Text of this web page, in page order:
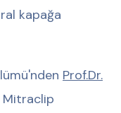
kapağa
Prof.Dr.
Mitraclip